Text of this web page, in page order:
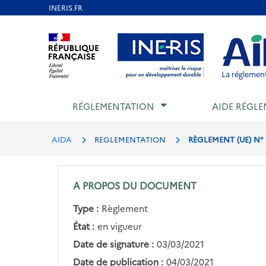
Aller au contenu Aller au menu Aller au
La
RÉGLEMENTATION AIDE
AIDA REGLEMENTATION RÈGLEMENT (UE)
A PROPOS DU DOCUMENT
Type : Règlement
État : en vigueur
Date de signature : 03/03/2021
Date de publication : 04/03/2021